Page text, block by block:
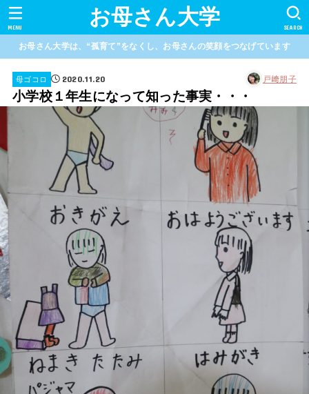
お母さん大学 SEARCH
MENU
お母さん大学は、“孤育て”をなくし、お母さんの笑顔をつなげています
母ゴコロ 2020.11.20 戸﨑朋子
小学校１年生になって知った事実・・・